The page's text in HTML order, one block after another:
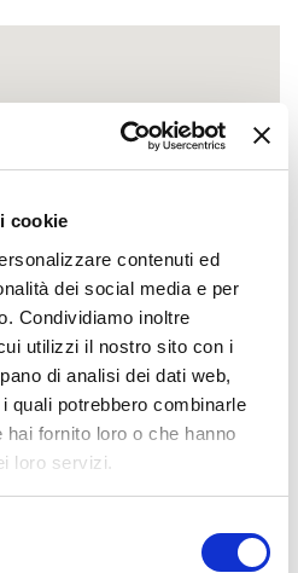
cookie
contenuti ed
dei social media e per
Condividiamo inoltre
utilizzi il nostro sito con i
di analisi dei dati web,
quali potrebbero combinarle
fornito loro o che hanno
loro servizi.